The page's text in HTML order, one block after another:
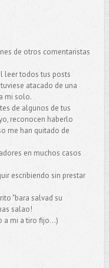
de otros comentaristas
leer todos tus posts
atacado de una
mi solo.
de algunos de tus
reconocen haberlo
me han quitado de
en muchos casos
escribiendo sin prestar
"bara salvad su
salao!
a mi a tiro fijo...)